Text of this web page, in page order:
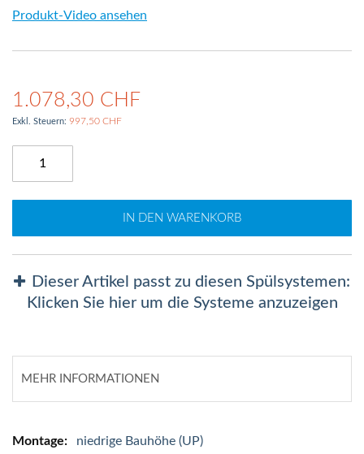
Produkt-Video ansehen
1.078,30 CHF
997,50 CHF
IN DEN WARENKORB
Dieser Artikel passt zu diesen Spülsystemen:
Klicken Sie hier um die Systeme anzuzeigen
MEHR INFORMATIONEN
Mehr
niedrige Bauhöhe (UP)